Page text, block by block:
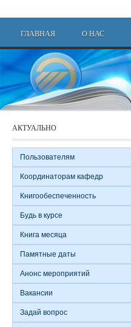
Main menu
ГЛАВНАЯ О НАС
АКТУАЛЬНО
Пользователям
Координаторам кафедр
Книгообеспеченность
Будь в курсе
Книга месяца
Памятные даты
Анонс мероприятий
Вакансии
Задай вопрос